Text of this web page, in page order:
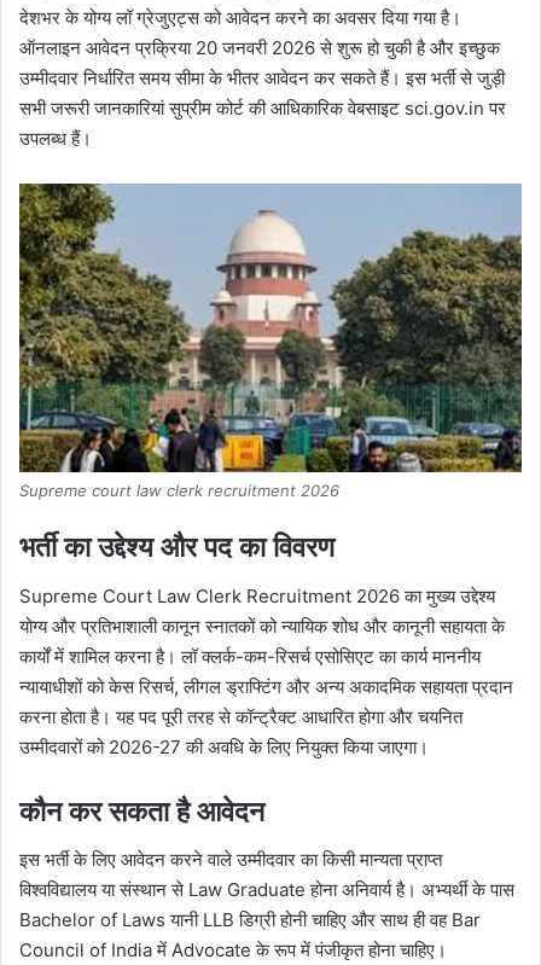
देशभर के योग्य लॉ ग्रेजुएट्स को आवेदन करने का अवसर दिया गया है।
ऑनलाइन आवेदन प्रक्रिया 20 जनवरी 2026 से शुरू हो चुकी है और इच्छुक
उम्मीदवार निर्धारित समय सीमा के भीतर आवेदन कर सकते हैं। इस भर्ती से जुड़ी
सभी जरूरी जानकारियां सुप्रीम कोर्ट की आधिकारिक वेबसाइट sci.gov.in पर
उपलब्ध हैं।
Supreme court law clerk recruitment 2026
भर्ती का उद्देश्य और पद का विवरण
Supreme Court Law Clerk Recruitment 2026 का मुख्य उद्देश्य
योग्य और प्रतिभाशाली कानून स्नातकों को न्यायिक शोध और कानूनी सहायता के
कार्यों में शामिल करना है। लॉ क्लर्क-कम-रिसर्च एसोसिएट का कार्य माननीय
न्यायाधीशों को केस रिसर्च, लीगल ड्राफ्टिंग और अन्य अकादमिक सहायता प्रदान
करना होता है। यह पद पूरी तरह से कॉन्ट्रैक्ट आधारित होगा और चयनित
उम्मीदवारों को 2026-27 की अवधि के लिए नियुक्त किया जाएगा।
कौन कर सकता है आवेदन
इस भर्ती के लिए आवेदन करने वाले उम्मीदवार का किसी मान्यता प्राप्त
विश्वविद्यालय या संस्थान से Law Graduate होना अनिवार्य है। अभ्यर्थी के पास
Bachelor of Laws यानी LLB डिग्री होनी चाहिए और साथ ही वह Bar
Council of India में Advocate के रूप में पंजीकृत होना चाहिए।